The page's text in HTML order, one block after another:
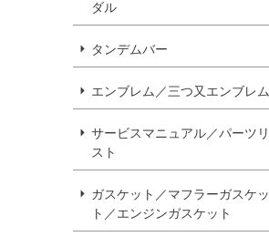
ダル
タンデムバー
エンブレム／三つ又エンブレム
サービスマニュアル／パーツリ
スト
ガスケット／マフラーガスケッ
ト／エンジンガスケット